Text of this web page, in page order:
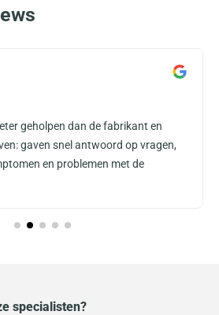
geholpen dan de fabrikant en
gaven snel antwoord op vragen,
en problemen met de
specialisten?